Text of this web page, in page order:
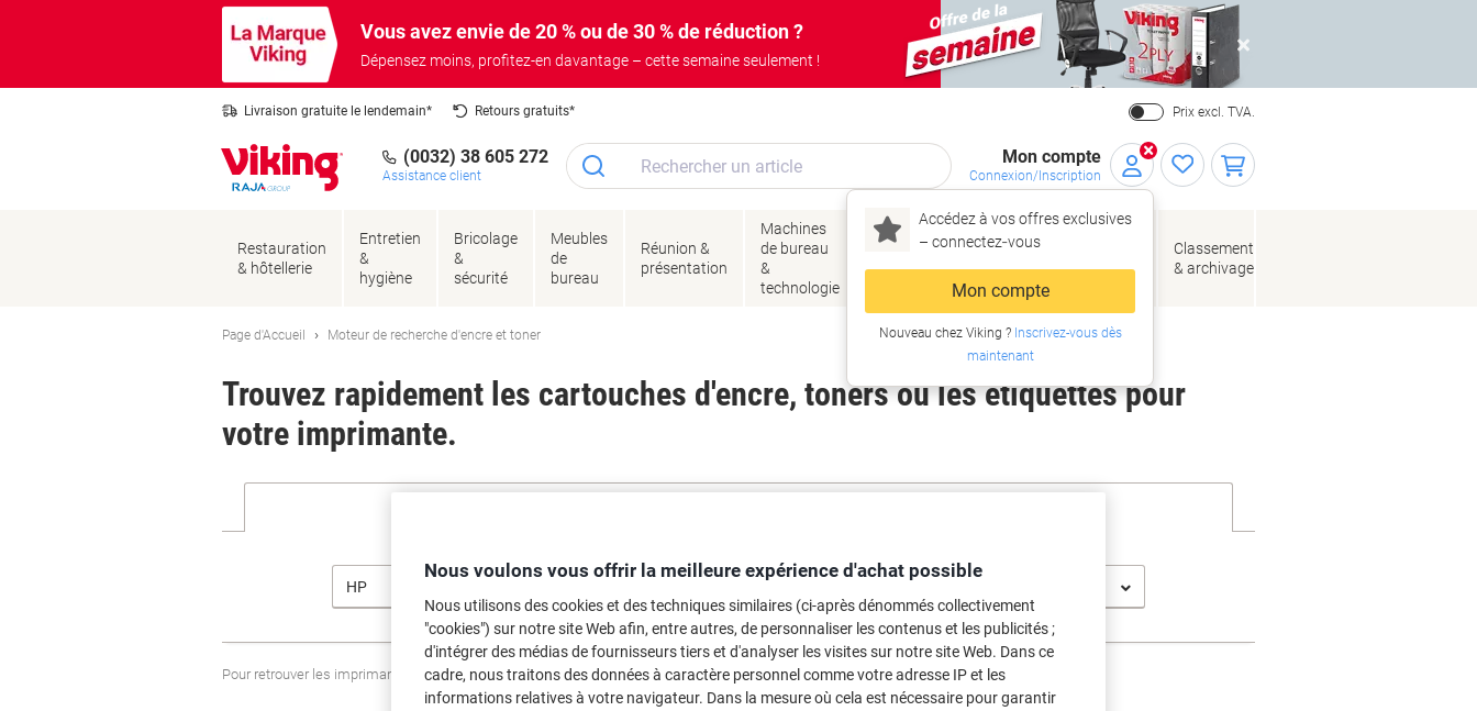
Vous avez envie de 20 % ou de 30 % de réduction ?
Dépensez moins, profitez-en davantage – cette semaine seulement !
Close
Livraison gratuite le lendemain* Retours gratuits* Prix excl. TVA.
(0032) 38 605 272
Assistance client
Mon compte
Connexion/Inscription
Accédez à vos offres exclusives
– connectez‑vous
Mon compte
Nouveau chez Viking ?Inscrivez-vous dès
maintenant
Restauration
& hôtellerie
Entretien
&
hygiène
Bricolage
&
sécurité
Meubles
de
bureau
Réunion &
présentation
Machines
de bureau
&
technologie
Encres
Papier,
enveloppes
&
emballage
de bureau
Classement
& archivage
Page d'Accueil Moteur de recherche d'encre et toner
Trouvez rapidement les cartouches d'encre, toners ou les étiquettes pour
votre imprimante.
HP
Pour retrouver les imprimantes listées et/ou les cartouches précédemment achetéesSe connecter
Nous voulons vous offrir la meilleure expérience d'achat possible
Nous utilisons des cookies et des techniques similaires (ci-après dénommés collectivement
"cookies") sur notre site Web afin, entre autres, de personnaliser les contenus et les publicités ;
d'intégrer des médias de fournisseurs tiers et d'analyser les visites sur notre site Web. Dans ce
cadre, nous traitons des données à caractère personnel comme votre adresse IP et les
informations relatives à votre navigateur. Dans la mesure où cela est nécessaire pour garantir